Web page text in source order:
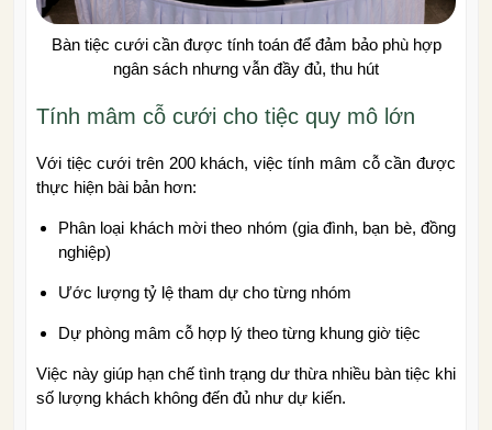
Bàn tiệc cưới cần được tính toán để đảm bảo phù hợp
ngân sách nhưng vẫn đầy đủ, thu hút
Tính mâm cỗ cưới cho tiệc quy mô lớn
Với tiệc cưới trên 200 khách, việc tính mâm cỗ cần được
thực hiện bài bản hơn:
Phân loại khách mời theo nhóm (gia đình, bạn bè, đồng
nghiệp)
Ước lượng tỷ lệ tham dự cho từng nhóm
Dự phòng mâm cỗ hợp lý theo từng khung giờ tiệc
Việc này giúp hạn chế tình trạng dư thừa nhiều bàn tiệc khi
số lượng khách không đến đủ như dự kiến.